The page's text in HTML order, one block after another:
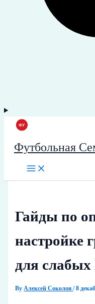
Футбольная
Гайды по
настройке
для
ByАлексей Соколов/8